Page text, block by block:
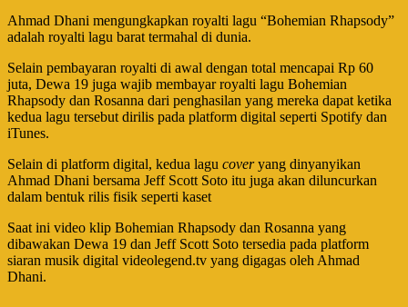
Ahmad Dhani mengungkapkan royalti lagu “Bohemian Rhapsody”
adalah royalti lagu barat termahal di dunia.
Selain pembayaran royalti di awal dengan total mencapai Rp 60
juta, Dewa 19 juga wajib membayar royalti lagu Bohemian
Rhapsody dan Rosanna dari penghasilan yang mereka dapat ketika
kedua lagu tersebut dirilis pada platform digital seperti Spotify dan
iTunes.
Selain di platform digital, kedua lagu coveryang dinyanyikan
Ahmad Dhani bersama Jeff Scott Soto itu juga akan diluncurkan
dalam bentuk rilis fisik seperti kaset
Saat ini video klip Bohemian Rhapsody dan Rosanna yang
dibawakan Dewa 19 dan Jeff Scott Soto tersedia pada platform
siaran musik digital videolegend.tv yang digagas oleh Ahmad
Dhani.